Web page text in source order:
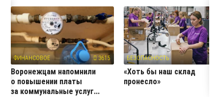
ФИНАНСОВОЕ 3615
Воронежцам напомнили
о повышении платы
за коммунальные услуг...
БЕЗОПАСНОСТЬ
«Хоть бы наш склад
пронесло»